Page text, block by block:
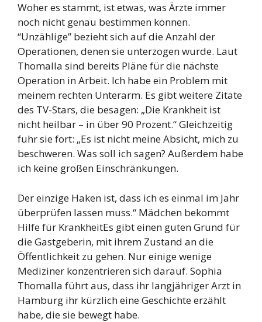
Woher es stammt, ist etwas, was Ärzte immer
noch nicht genau bestimmen können.
“Unzählige” bezieht sich auf die Anzahl der
Operationen, denen sie unterzogen wurde. Laut
Thomalla sind bereits Pläne für die nächste
Operation in Arbeit. Ich habe ein Problem mit
meinem rechten Unterarm. Es gibt weitere Zitate
des TV-Stars, die besagen: „Die Krankheit ist
nicht heilbar – in über 90 Prozent.“ Gleichzeitig
fuhr sie fort: „Es ist nicht meine Absicht, mich zu
beschweren. Was soll ich sagen? Außerdem habe
ich keine großen Einschränkungen.
Der einzige Haken ist, dass ich es einmal im Jahr
überprüfen lassen muss.“ Mädchen bekommt
Hilfe für KrankheitEs gibt einen guten Grund für
die Gastgeberin, mit ihrem Zustand an die
Öffentlichkeit zu gehen. Nur einige wenige
Mediziner konzentrieren sich darauf. Sophia
Thomalla führt aus, dass ihr langjähriger Arzt in
Hamburg ihr kürzlich eine Geschichte erzählt
habe, die sie bewegt habe.